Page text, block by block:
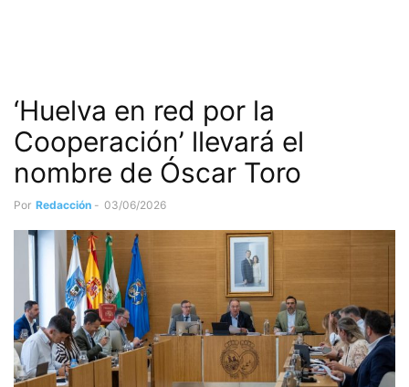
‘Huelva en red por la
Cooperación’ llevará el
nombre de Óscar Toro
Por Redacción - 03/06/2026